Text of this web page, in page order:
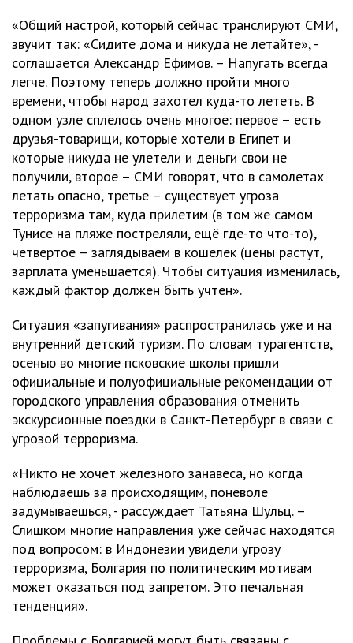
«Общий настрой, который сейчас транслируют СМИ,
звучит так: «Сидите дома и никуда не летайте», -
соглашается Александр Ефимов. – Напугать всегда
легче. Поэтому теперь должно пройти много
времени, чтобы народ захотел куда-то лететь. В
одном узле сплелось очень многое: первое – есть
друзья-товарищи, которые хотели в Египет и
которые никуда не улетели и деньги свои не
получили, второе – СМИ говорят, что в самолетах
летать опасно, третье – существует угроза
терроризма там, куда прилетим (в том же самом
Тунисе на пляже постреляли, ещё где-то что-то),
четвертое – заглядываем в кошелек (цены растут,
зарплата уменьшается). Чтобы ситуация изменилась,
каждый фактор должен быть учтен».
Ситуация «запугивания» распространилась уже и на
внутренний детский туризм. По словам турагентств,
осенью во многие псковские школы пришли
официальные и полуофициальные рекомендации от
городского управления образования отменить
экскурсионные поездки в Санкт-Петербург в связи с
угрозой терроризма.
«Никто не хочет железного занавеса, но когда
наблюдаешь за происходящим, поневоле
задумываешься, - рассуждает Татьяна Шульц. –
Слишком многие направления уже сейчас находятся
под вопросом: в Индонезии увидели угрозу
терроризма, Болгария по политическим мотивам
может оказаться под запретом. Это печальная
тенденция».